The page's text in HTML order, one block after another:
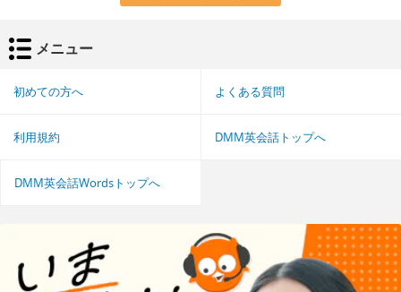
メニュー
初めての方へ よくある質問
利用規約 DMM英会話トップへ
DMM英会話Wordsトップへ